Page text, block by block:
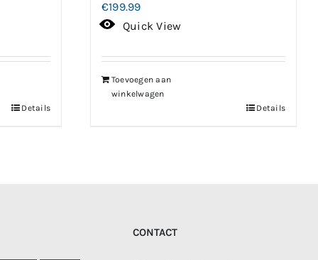
Details
€199.99
Quick View
Toevoegen aan
winkelwagen
Details
CONTACT